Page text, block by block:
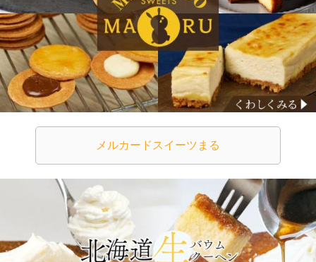
メルカードスイーツまる
北海道生バウムクーヘン発売